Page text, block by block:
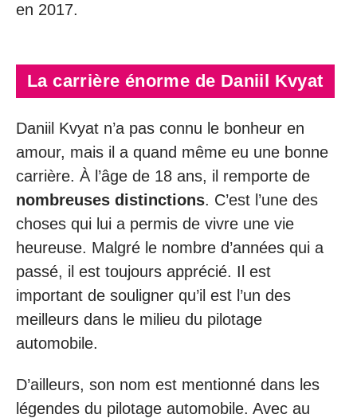
en 2017.
La carrière énorme de Daniil Kvyat
Daniil Kvyat n’a pas connu le bonheur en
amour, mais il a quand même eu une bonne
carrière. À l’âge de 18 ans, il remporte de
nombreuses distinctions. C’est l’une des
choses qui lui a permis de vivre une vie
heureuse. Malgré le nombre d’années qui a
passé, il est toujours apprécié. Il est
important de souligner qu’il est l’un des
meilleurs dans le milieu du pilotage
automobile.
D’ailleurs, son nom est mentionné dans les
légendes du pilotage automobile. Avec au